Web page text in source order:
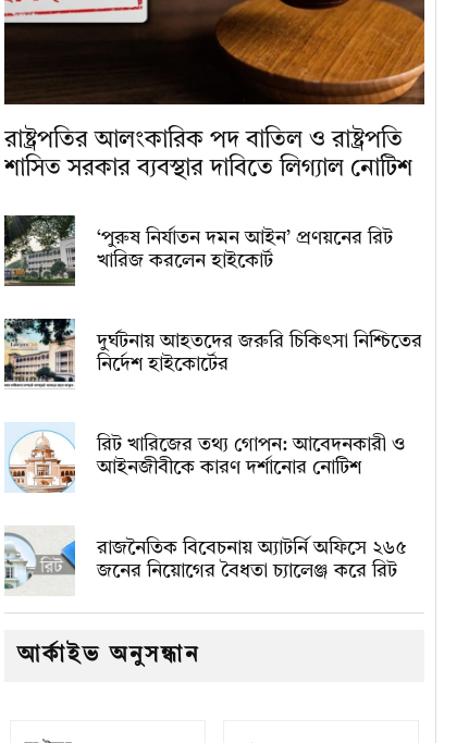
রাষ্ট্রপতির আলংকারিক পদ বাতিল ও রাষ্ট্রপতি
শাসিত সরকার ব্যবস্থার দাবিতে লিগ্যাল নোটিশ
‘পুরুষ নির্যাতন দমন আইন’ প্রণয়নের রিট
খারিজ করলেন হাইকোর্ট
দুর্ঘটনায় আহতদের জরুরি চিকিৎসা নিশ্চিতের
নির্দেশ হাইকোর্টের
রিট খারিজের তথ্য গোপন: আবেদনকারী ও
আইনজীবীকে কারণ দর্শানোর নোটিশ
রাজনৈতিক বিবেচনায় অ‍্যাটর্নি অফিসে ২৬৫
জনের নিয়োগের বৈধতা চ্যালেঞ্জ করে রিট
আর্কাইভ অনুসন্ধান